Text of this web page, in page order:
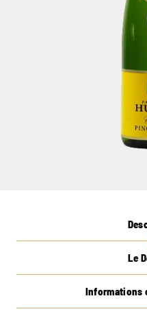
Le
Informations